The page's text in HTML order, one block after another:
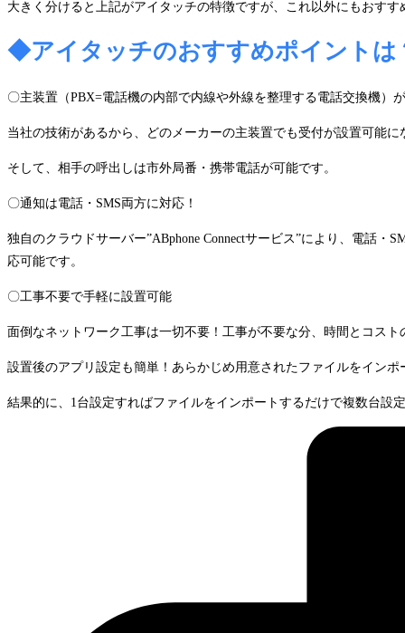
大きく分けると上記がアイタッチの特徴ですが、これ以外にもおす
◆アイタッチのおすすめポイントは
〇主装置（PBX=電話機の内部で内線や外線を整理する電話交換機）
当社の技術があるから、どのメーカーの主装置でも受付が設置可能
そして、相手の呼出しは市外局番・携帯電話が可能です。
〇通知は電話・SMS両方に対応！
独自のクラウドサーバー”ABphone Connectサービス”により、電話
応可能です。
〇工事不要で手軽に設置可能
面倒なネットワーク工事は一切不要！工事が不要な分、時間とコスト
設置後のアプリ設定も簡単！あらかじめ用意されたファイルをインポ
結果的に、1台設定すればファイルをインポートするだけで複数台設